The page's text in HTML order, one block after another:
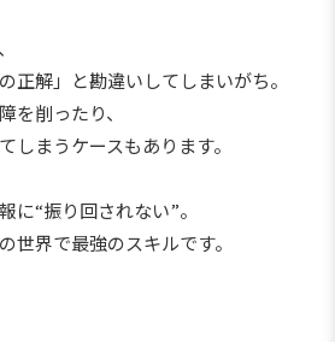
正解」と勘違いしてしまいがち。
を削ったり、
しまうケースもあります。
に“振り回されない”。
世界で最強のスキルです。